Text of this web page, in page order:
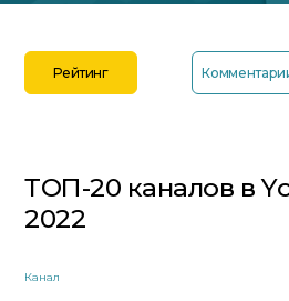
Рейтинг
ТОП-20 каналов в
2022
Канал